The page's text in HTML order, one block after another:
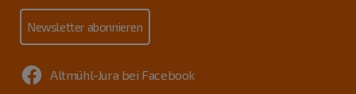
Newsletter abonnieren
Altmühl-Jura bei Facebook